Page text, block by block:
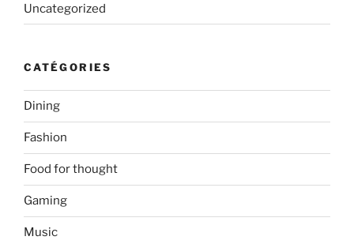
Uncategorized
CATÉGORIES
Dining
Fashion
Food for thought
Gaming
Music